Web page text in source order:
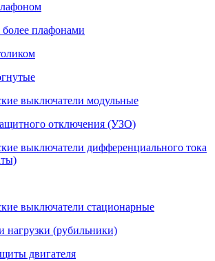
плафонами
выключатели модульные
отключения (УЗО)
выключатели дифференциального тока
выключатели стационарные
нагрузки (рубильники)
двигателя